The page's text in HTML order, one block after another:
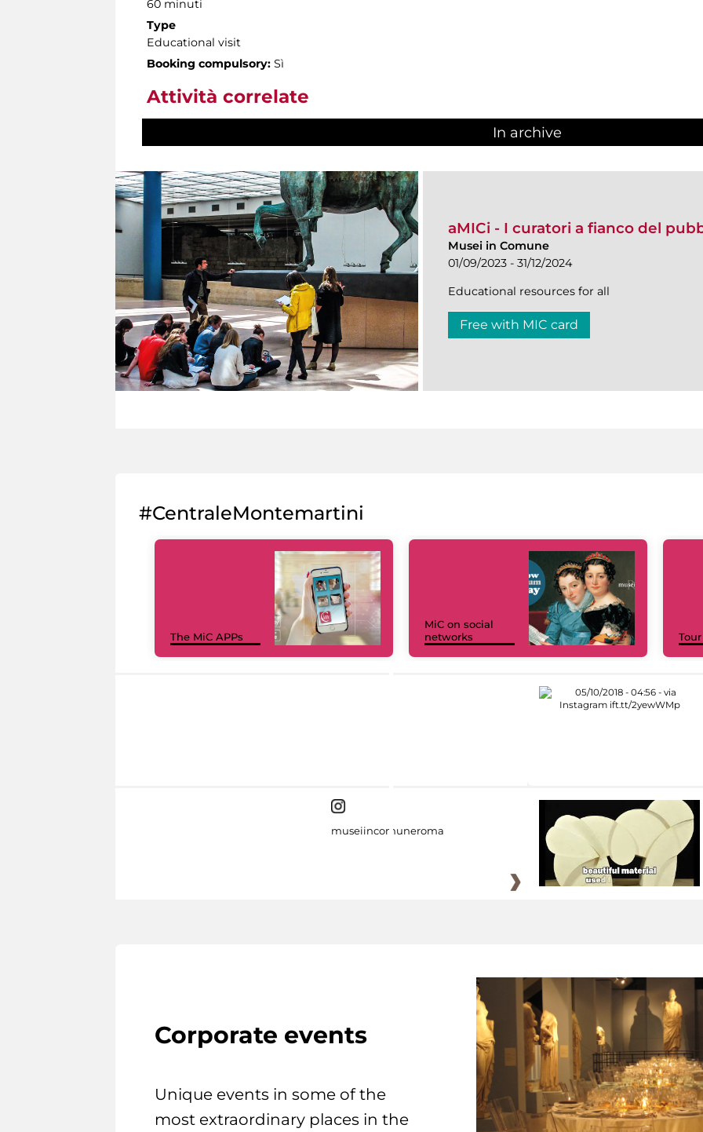
60 minuti
Type
Educational visit
Booking compulsory: Sì
Attività correlate
In archive
aMICi - I curatori a fianco del
Musei in Comune
01/09/2023 - 31/12/2024
Educational resources for all
Free with MIC card
#CentraleMontemartini
The MiC APPs
MiC on social
networks
museiincomuneroma
Corporate events
Unique events in some of the
most extraordinary places in the